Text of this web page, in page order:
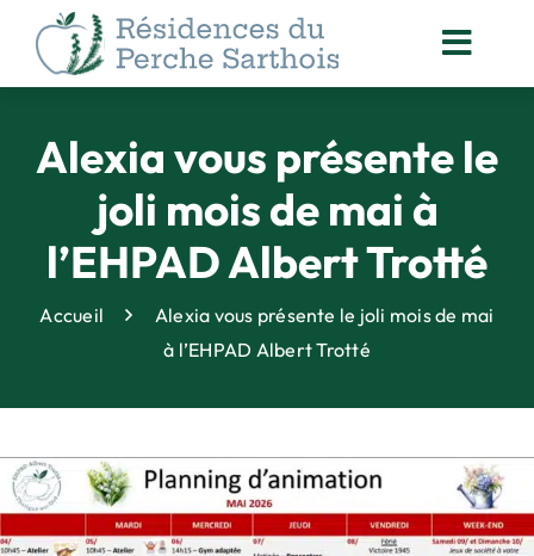
Passer
contenu
NOS
ACTUALITÉS
ORGANISATION
DES SOINS
ANIMATION
& VIE SOCIALE
QUALITÉ
& SÉCURITÉ
PARTENARIAT
Alexia vous présente le
joli mois de mai à
l’EHPAD Albert Trotté
Accueil
Alexia vous présente le joli mois de mai
à l’EHPAD Albert Trotté